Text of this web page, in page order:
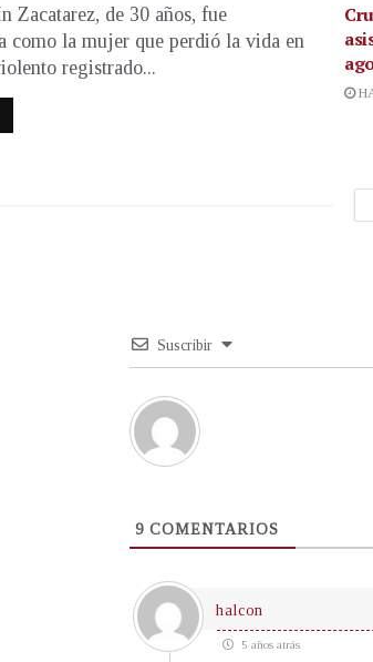
Zacatarez, de 30 años, fue
como la mujer que perdió la vida en
registrado...
Suscribir
9 COMENTARIOS
halcon
5 años atrás